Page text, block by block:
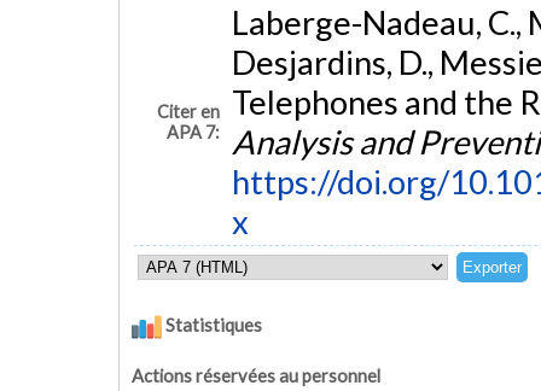
Citer en
APA 7:
Laberge-Nadeau, C.,
Desjardins, D.,
Telephones and the
Analysis and
https://doi.org/
x
Statistiques
Actions réservées au personnel